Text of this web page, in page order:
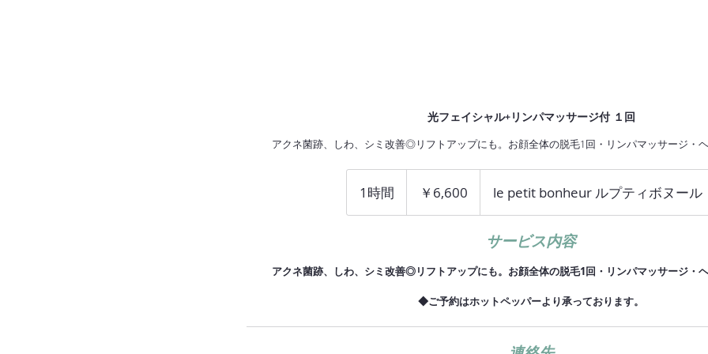
光フェイシャル+リンパマッサージ付 １回
アクネ菌跡、しわ、シミ改善◎リフトアップにも。お顔全体の脱毛1回・リンパマッサージ・
1時間
時
￥6,600 le petit bonheur ルプティボヌール
サービス内容
アクネ菌跡、しわ、シミ改善◎リフトアップにも。お顔全体の脱毛1回・リンパマッサージ・
◆ご予約はホットペッパーより承っております。